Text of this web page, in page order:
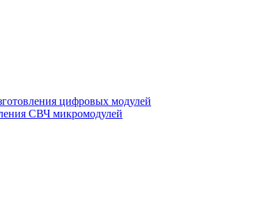
цифровых модулей
СВЧ микромодулей